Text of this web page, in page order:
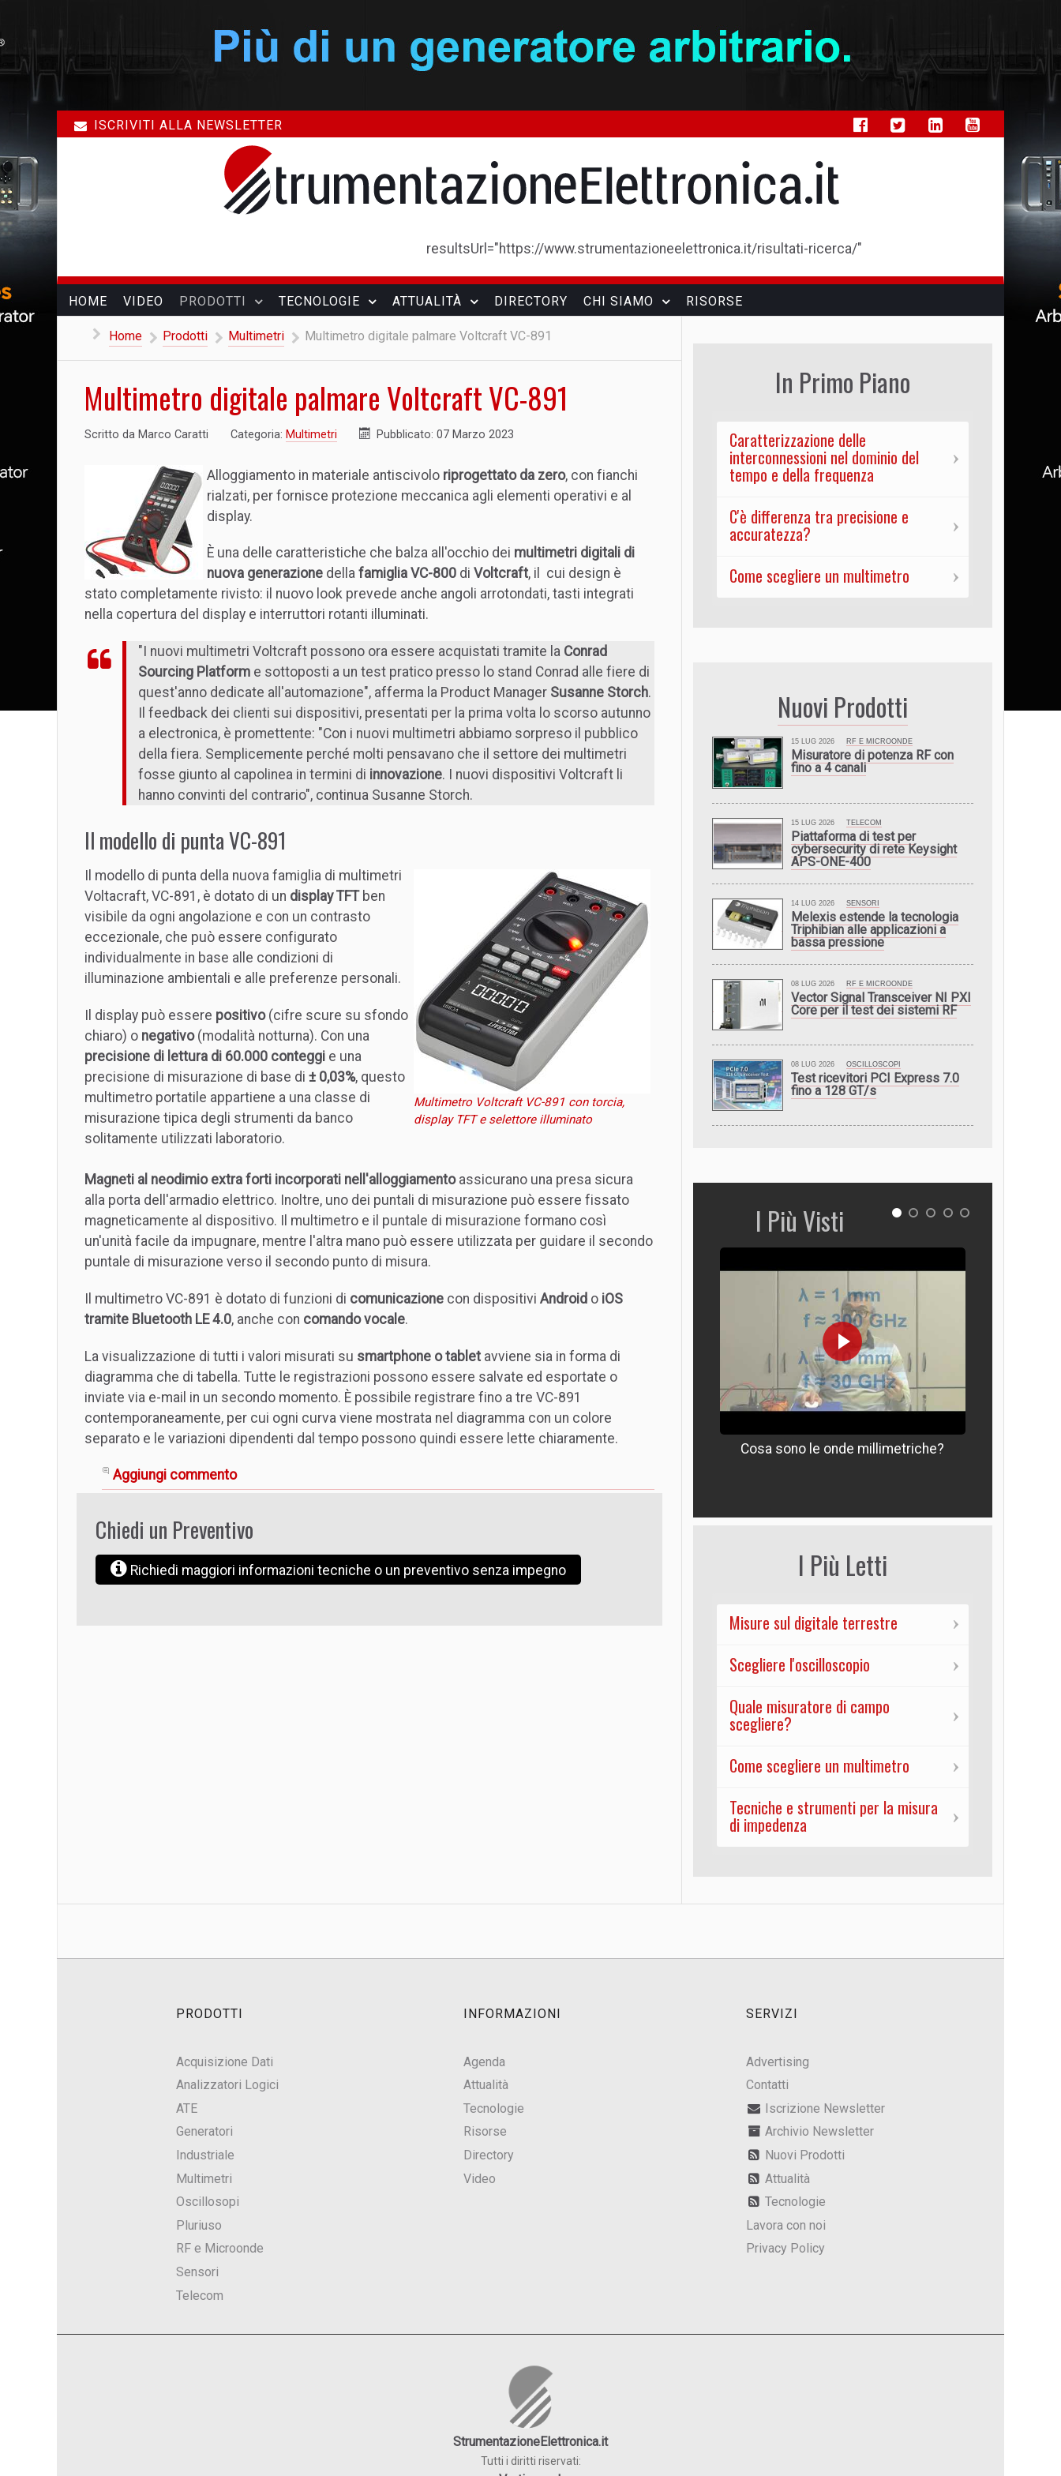
ISCRIVITI ALLA NEWSLETTER
resultsUrl="https://www.strumentazioneelettronica.it/risultati-ricerca/"
HOME VIDEO PRODOTTI TECNOLOGIE ATTUALITÀ DIRECTORY CHI SIAMO RISORSE
Home Prodotti Multimetri Multimetro digitale palmare Voltcraft VC-891
Multimetro digitale palmare Voltcraft VC-891
Scritto da Marco Caratti Categoria: Multimetri Pubblicato: 07 Marzo 2023
Alloggiamento in materiale antiscivolo riprogettato da zero, con fianchi
rialzati, per fornisce protezione meccanica agli elementi operativi e al
display.
È una delle caratteristiche che balza all'occhio dei multimetri digitali di
nuova generazione della famiglia VC-800 di Voltcraft, il cui design è
stato completamente rivisto: il nuovo look prevede anche angoli arrotondati, tasti integrati
nella copertura del display e interruttori rotanti illuminati.
"I nuovi multimetri Voltcraft possono ora essere acquistati tramite la Conrad
Sourcing Platform e sottoposti a un test pratico presso lo stand Conrad alle fiere di
quest'anno dedicate all'automazione", afferma la Product Manager Susanne Storch.
Il feedback dei clienti sui dispositivi, presentati per la prima volta lo scorso autunno
a electronica, è promettente: "Con i nuovi multimetri abbiamo sorpreso il pubblico
della fiera. Semplicemente perché molti pensavano che il settore dei multimetri
fosse giunto al capolinea in termini di innovazione. I nuovi dispositivi Voltcraft li
hanno convinti del contrario", continua Susanne Storch.
Il modello di punta VC-891
Multimetro Voltcraft VC-891 con torcia,
display TFT e selettore illuminato
Il modello di punta della nuova famiglia di multimetri
Voltacraft, VC-891, è dotato di un display TFTben
visibile da ogni angolazione e con un contrasto
eccezionale, che può essere configurato
individualmente in base alle condizioni di
illuminazione ambientali e alle preferenze personali.
Il display può essere positivo(cifre scure su sfondo
chiaro) o negativo(modalità notturna). Con una
precisione di lettura di 60.000 conteggi e una
precisione di misurazione di base di ± 0,03%, questo
multimetro portatile appartiene a una classe di
misurazione tipica degli strumenti da banco
solitamente utilizzati laboratorio.
Magneti al neodimio extra forti incorporati nell'alloggiamentoassicurano una presa sicura
alla porta dell'armadio elettrico. Inoltre, uno dei puntali di misurazione può essere fissato
magneticamente al dispositivo. Il multimetro e il puntale di misurazione formano così
un'unità facile da impugnare, mentre l'altra mano può essere utilizzata per guidare il secondo
puntale di misurazione verso il secondo punto di misura.
Il multimetro VC-891 è dotato di funzioni di comunicazione con dispositivi Android o iOS
tramite Bluetooth LE 4.0, anche con comando vocale.
La visualizzazione di tutti i valori misurati su smartphone o tablet avviene sia in forma di
diagramma che di tabella. Tutte le registrazioni possono essere salvate ed esportate o
inviate via e-mail in un secondo momento. È possibile registrare fino a tre VC-891
contemporaneamente, per cui ogni curva viene mostrata nel diagramma con un colore
separato e le variazioni dipendenti dal tempo possono quindi essere lette chiaramente.
Aggiungi commento
Chiedi un Preventivo
Richiedi maggiori informazioni tecniche o un preventivo senza impegno
In Primo Piano
Caratterizzazione delle
interconnessioni nel dominio del
tempo e della frequenza
C'è differenza tra precisione e
accuratezza?
Come scegliere un multimetro
Nuovi Prodotti
15 LUG 2026 RF E MICROONDE
Misuratore di potenza RF con
fino a 4 canali
15 LUG 2026 TELECOM
Piattaforma di test per
cybersecurity di rete Keysight
APS-ONE-400
14 LUG 2026 SENSORI
Melexis estende la tecnologia
Triphibian alle applicazioni a
bassa pressione
08 LUG 2026 RF E MICROONDE
Vector Signal Transceiver NI PXI
Core per il test dei sistemi RF
08 LUG 2026 OSCILLOSCOPI
Test ricevitori PCI Express 7.0
fino a 128 GT/s
I Più Visti
Cosa sono le onde millimetriche?
I Più Letti
Misure sul digitale terrestre
Scegliere l'oscilloscopio
Quale misuratore di campo
scegliere?
Come scegliere un multimetro
Tecniche e strumenti per la misura
di impedenza
PRODOTTI
Acquisizione Dati
Analizzatori Logici
ATE
Generatori
Industriale
Multimetri
Oscillosopi
Pluriuso
RF e Microonde
Sensori
Telecom
INFORMAZIONI
Agenda
Attualità
Tecnologie
Risorse
Directory
Video
SERVIZI
Advertising
Contatti
Iscrizione Newsletter
Archivio Newsletter
Nuovi Prodotti
Attualità
Tecnologie
Lavora con noi
Privacy Policy
StrumentazioneElettronica.it
Tutti i diritti riservati: